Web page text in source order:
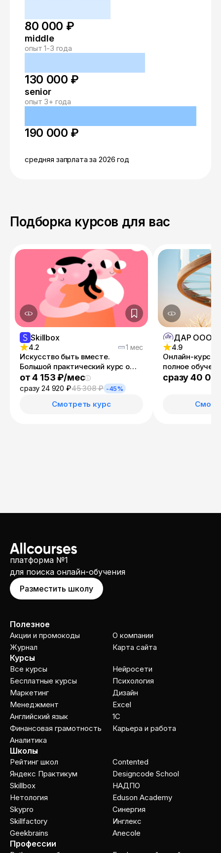
80 000 ₽
middle
опыт 1-3 года
130 000 ₽
senior
опыт 3+ года
190 000 ₽
средняя запрлата за 2026 год
Подборка курсов для вас
Skillbox
4.2 1 мес
Искусство быть вместе.
Большой практический курс о
партнёрских отношениях
от 4 153 ₽/мес
сразу 24 920 ₽45 308 ₽ -45%
Смотреть курс
4.9
Онлайн-курс
полное
сразу 40
платформа №1
для поиска онлайн-обучения
Разместить школу
Полезное
Акции и промокоды
Журнал
О компании
Карта сайта
Курсы
Все курсы
Бесплатные курсы
Маркетинг
Менеджмент
Английский язык
Финансовая грамотность
Аналитика
Нейросети
Психология
Дизайн
Excel
1C
Карьера и работа
Школы
Рейтинг школ
Яндекс Практикум
Skillbox
Нетология
Skypro
Skillfactory
Geekbrains
Contented
Designcode School
НАДПО
Eduson Academy
Cинергия
Инглекс
Anecole
Профессии